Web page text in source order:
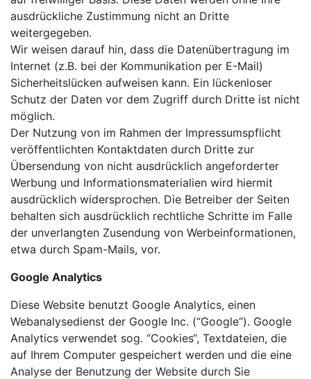
ausdrückliche Zustimmung nicht an Dritte
weitergegeben.
Wir weisen darauf hin, dass die Datenübertragung im
Internet (z.B. bei der Kommunikation per E-Mail)
Sicherheitslücken aufweisen kann. Ein lückenloser
Schutz der Daten vor dem Zugriff durch Dritte ist nicht
möglich.
Der Nutzung von im Rahmen der Impressumspflicht
veröffentlichten Kontaktdaten durch Dritte zur
Übersendung von nicht ausdrücklich angeforderter
Werbung und Informationsmaterialien wird hiermit
ausdrücklich widersprochen. Die Betreiber der Seiten
behalten sich ausdrücklich rechtliche Schritte im Falle
der unverlangten Zusendung von Werbeinformationen,
etwa durch Spam-Mails, vor.
Google Analytics
Diese Website benutzt Google Analytics, einen
Webanalysedienst der Google Inc. (“Google“). Google
Analytics verwendet sog. “Cookies“, Textdateien, die
auf Ihrem Computer gespeichert werden und die eine
Analyse der Benutzung der Website durch Sie